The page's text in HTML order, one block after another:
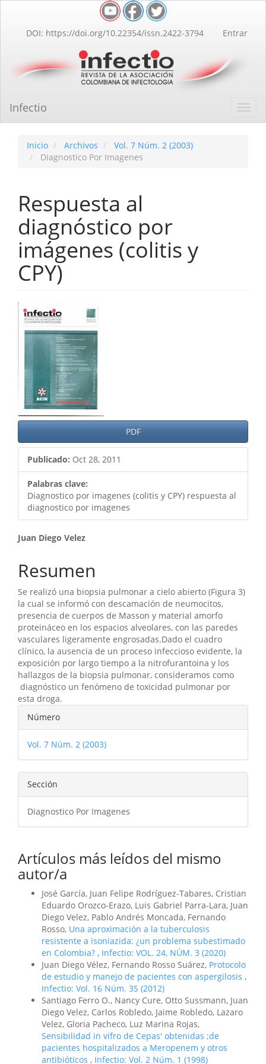
Contenido
principal
lateral
DOI: https://doi.org/10.22354/issn.2422-3794 Entrar
Infectio
Inicio Archivos
Vol. 7 Núm. 2 (2003)
Diagnostico Por Imagenes
Respuesta al
diagnóstico por
imágenes (colitis y
CPY)
Barra
lateral
del
artículo
PDF
Publicado: Oct 28, 2011
Palabras clave:
Diagnostico por imagenes (colitis y CPY) respuesta al
diagnostico por imagenes
Contenido
principal
del
artículo
Juan Diego Velez
Resumen
Se realizó una biopsia pulmonar a cielo abierto (Figura 3)
la cual se informó con descamación de neumocitos,
presencia de cuerpos de Masson y material amorfo
proteináceo en los espacios alveolares, con las paredes
vasculares ligeramente engrosadas.Dado el cuadro
clínico, la ausencia de un proceso infeccioso evidente, la
exposición por largo tiempo a la nitrofurantoina y los
hallazgos de la biopsia pulmonar, consideramos como
diagnóstico un fenómeno de toxicidad pulmonar por
esta droga.
Detalles
del
artículo
Número
Vol. 7 Núm. 2 (2003)
Sección
Diagnostico Por Imagenes
Artículos más leídos del mismo
autor/a
José García, Juan Felipe Rodríguez-Tabares, Cristian
Eduardo Orozco-Erazo, Luis Gabriel Parra-Lara, Juan
Diego Velez, Pablo Andrés Moncada, Fernando
Rosso, Una aproximación a la tuberculosis
resistente a isoniazida: ¿un problema subestimado
en Colombia? , Infectio: VOL. 24, NÚM. 3 (2020)
Juan Diego Vélez, Fernando Rosso Suárez, Protocolo
de estudio y manejo de pacientes con aspergilosis ,
Infectio: Vol. 16 Núm. 3S (2012)
Santiago Ferro O., Nancy Cure, Otto Sussmann, Juan
Diego Velez, Carlos Robledo, Jaime Robledo, Lazaro
Velez, Gloria Pacheco, Luz Marina Rojas,
Sensibilidad in vifro de Cepas' obtenidas ;de
pacientes hospitalizados a Meropenem y otros
antibióticos , Infectio: Vol. 2 Núm. 1 (1998)